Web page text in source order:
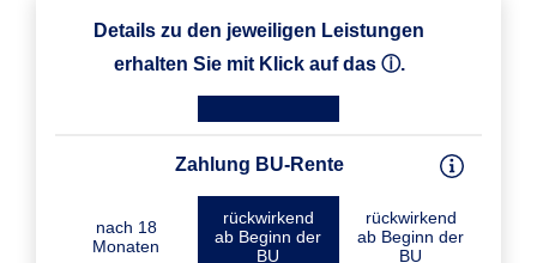
Details zu den jeweiligen Leistungen
erhalten Sie mit Klick auf das ⓘ.
Zahlung BU-Rente
nach 18
Monaten
rückwirkend
ab Beginn der
BU
rückwirkend
ab Beginn der
BU